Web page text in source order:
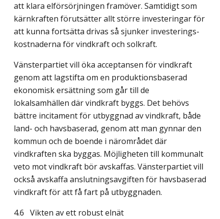
att klara elförsörjningen framöver. Samtidigt som
kärnkraften förutsätter allt större investeringar för
att kunna fortsätta drivas så sjunker investerings­
kostnaderna för vindkraft och solkraft.
Vänsterpartiet vill öka acceptansen för vindkraft
genom att lagstifta om en produk­tionsbaserad
ekonomisk ersättning som går till de
lokalsamhällen där vindkraft byggs. Det behövs
bättre incitament för utbyggnad av vindkraft, både
land- och havsbaserad, genom att man gynnar den
kommun och de boende i närområdet där
vindkraften ska byggas. Möjligheten till kommunalt
veto mot vindkraft bör avskaffas. Vänsterpartiet vill
också avskaffa anslutningsavgiften för havsbaserad
vindkraft för att få fart på utbyggnaden.
4.6 Vikten av ett robust elnät